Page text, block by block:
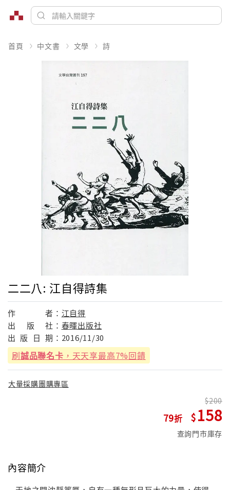
首頁 中文書 文學 詩
二二八: 江自得詩集
作 者： 江自得
出
版 社： 春暉出版社
出 版 日 期： 2016/11/30
刷誠品聯名卡 ，天天享最高7%回饋
大量採購團購專區
79
200
158
查詢門市庫存
內容簡介